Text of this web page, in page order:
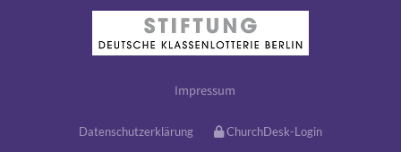
Impressum
Datenschutzerklärung ChurchDesk-Login